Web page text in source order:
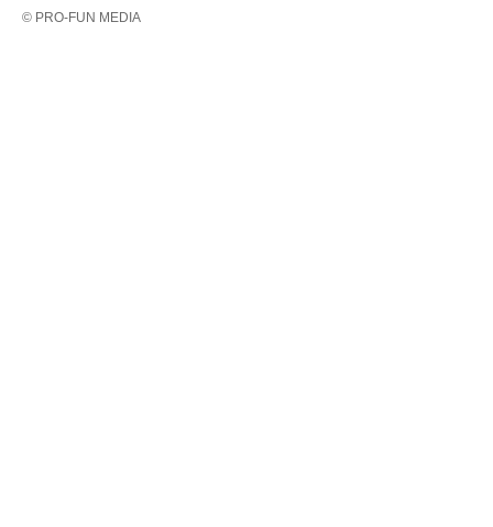
© PRO-FUN MEDIA